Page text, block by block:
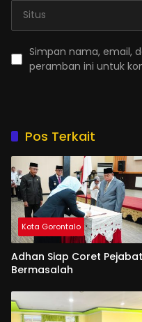
Simpan nama, email,
peramban ini untuk
Pos Terkait
Kota Gorontalo
Adhan Siap Coret Pejabat
Bermasalah